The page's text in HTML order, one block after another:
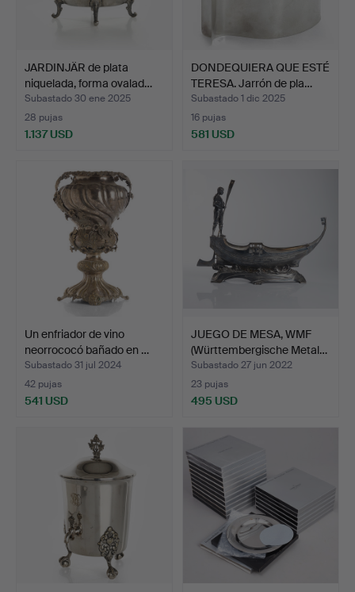
JARDINJÄR de plata
niquelada, forma ovalad…
Subastado 30 ene 2025
28 pujas
1.137 USD
DONDEQUIERA QUE ESTÉ
TERESA. Jarrón de pla…
Subastado 1 dic 2025
16 pujas
581 USD
Un enfriador de vino
neorrococó bañado en …
Subastado 31 jul 2024
42 pujas
541 USD
JUEGO DE MESA, WMF
(Württembergische Metal…
Subastado 27 jun 2022
23 pujas
495 USD